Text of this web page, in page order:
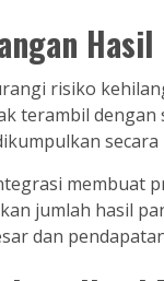
Hasil
risiko
terambil
secara
membuat
jumlah hasil
dan